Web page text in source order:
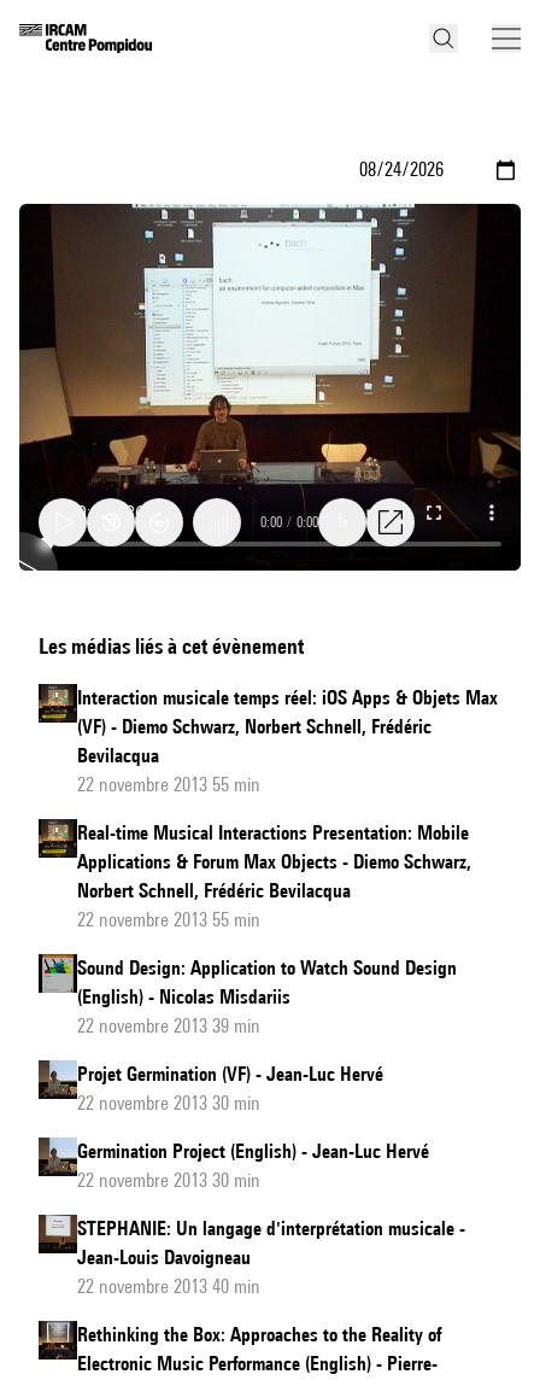
du
bibliothèque
BACH
0:00 / 0:00
Les médias liés à cet évènement
Interaction musicale temps réel: iOS Apps & Objets Max
(VF) - Diemo Schwarz, Norbert Schnell, Frédéric
Bevilacqua
22 novembre 2013 55 min
Real-time Musical Interactions Presentation: Mobile
Applications & Forum Max Objects - Diemo Schwarz,
Norbert Schnell, Frédéric Bevilacqua
22 novembre 2013 55 min
Sound Design: Application to Watch Sound Design
(English) - Nicolas Misdariis
22 novembre 2013 39 min
Projet Germination (VF) - Jean-Luc Hervé
22 novembre 2013 30 min
Germination Project (English) - Jean-Luc Hervé
22 novembre 2013 30 min
STEPHANIE: Un langage d'interprétation musicale -
Jean-Louis Davoigneau
22 novembre 2013 40 min
Rethinking the Box: Approaches to the Reality of
Electronic Music Performance (English) - Pierre-